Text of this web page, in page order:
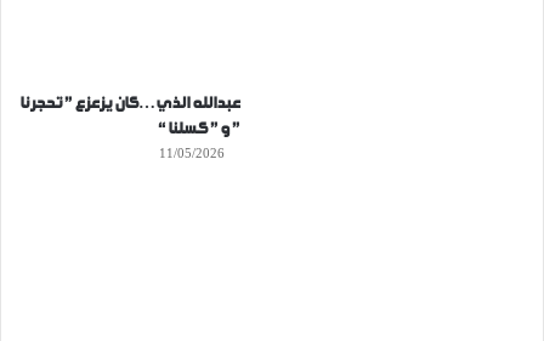
عبدالله الذي…كان يزعزع ” تحجرنا
” و ” كسلنا “
11/05/2026